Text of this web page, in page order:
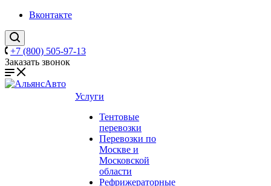
Вконтакте
+7 (800) 505-97-13
Заказать звонок
Услуги
Тентовые
перевозки
Перевозки по
Москве и
Московской
области
Рефрижераторные